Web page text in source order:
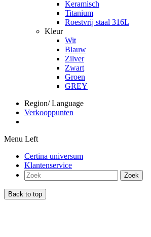
Keramisch
Titanium
Roestvrij staal 316L
Kleur
Wit
Blauw
Zilver
Zwart
Groen
GREY
Region/ Language
Verkooppunten
Menu Left
Certina universum
Klantenservice
Zoek
Back to top